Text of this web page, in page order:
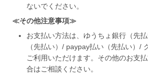
ないでください。
≪その他注意事項≫
お支払い方法は、ゆうちょ銀行（先
（先払い）/ paypay払い（先払い）/
ご利用いただけます。その他のお支
合はご相談ください。